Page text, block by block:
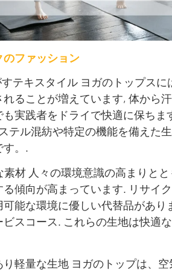
のファッション
すテキスタイル ヨガのトップス
れることが増えています, 体から
も実践者をドライで快適に保ちま
テル混紡や特定の機能を備えた
す。.
素材 人々の環境意識の高まりと
傾向が高まっています. リサイ
能な環境に優しい代替品があり
ビスコース. これらの生地は快適
り軽量な生地 ヨガのトップは、